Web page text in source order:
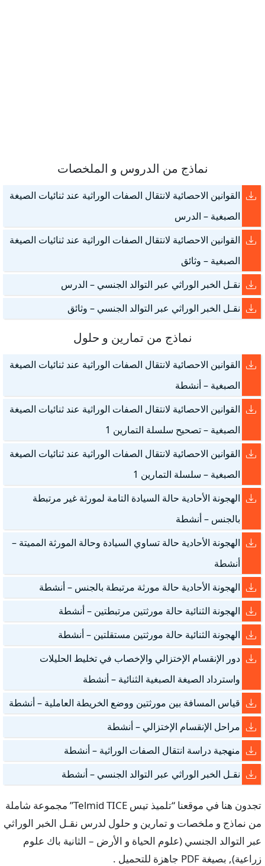
نماذج من الدروس و الملخصات
القوانين الاحصائية لانتقال الصفات الوراثية عند ثنائيات الصيغة
الصبغية – الدرس
القوانين الاحصائية لانتقال الصفات الوراثية عند ثنائيات الصيغة
الصبغية – وثائق
نقـل الخبر الوراثي عبر التوالد الجنسي – الدرس
نقـل الخبر الوراثي عبر التوالد الجنسي – وثائق
نماذج من تمارين و حلول
القوانين الاحصائية لانتقال الصفات الوراثية عند ثنائيات الصيغة
الصبغية – أنشطة
القوانين الاحصائية لانتقال الصفات الوراثية عند ثنائيات الصيغة
الصبغية – تصحيح سلسلة التمارين 1
القوانين الاحصائية لانتقال الصفات الوراثية عند ثنائيات الصيغة
الصبغية – سلسلة التمارين 1
الهجونة الأحادية حالة السيادة التامة لمورثة غير مرتبطة
بالجنس – أنشطة
الهجونة الأحادية حالة تساوي السيادة وحالة المورثة المميتة –
أنشطة
الهجونة الأحادية حالة مورثة مرتبطة بالجنس – أنشطة
الهجونة الثنائية حالة مورثتين مرتبطتين – أنشطة
الهجونة الثنائية حالة مورثتين مستقلتين – أنشطة
دور الإنقسام الإختزالي والإخصاب في تخليط الحليلات
واسترداد الصيغة الصبغية الثنائية – أنشطة
قياس المسافة بين مورثتين ووضع الخريطة العاملية – أنشطة
مراحل الإنقسام الإختزالي – أنشطة
منهجية دراسة انتقال الصفات الوراثية – أنشطة
نقـل الخبر الوراثي عبر التوالد الجنسي – أنشطة
تجدون هنا في موقعنا “تلميذ تيس Telmid TICE” مجموعة شاملة
من نماذج و ملخصات و تمارين و حلول لدرس نقـل الخبر الوراثي
عبر التوالد الجنسي (علوم الحياة و الأرض – الثانية باك علوم
زراعية), بصيغة PDF جاهزة للتحميل .